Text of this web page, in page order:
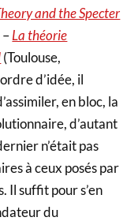
and the Specter
La théorie
(Toulouse,
d’idée, il
en bloc, la
d’autant
n’était pas
à ceux posés par
Il suffit pour s’en
du